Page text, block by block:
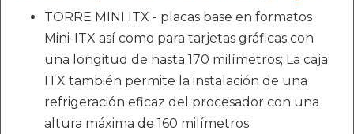
TORRE MINI ITX - placas base en formatos
Mini-ITX así como para tarjetas gráficas con
una longitud de hasta 170 milímetros; La caja
ITX también permite la instalación de una
refrigeración eficaz del procesador con una
altura máxima de 160 milímetros